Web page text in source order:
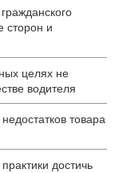
сторон и
целях не
водителя
товара
достичь